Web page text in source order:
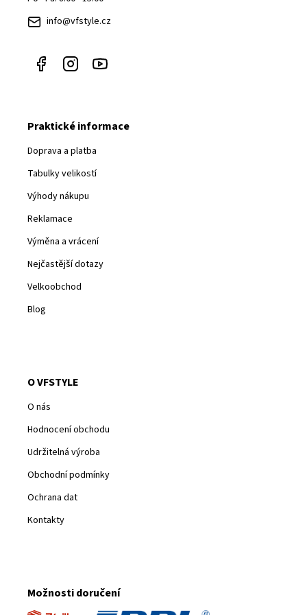
info@vfstyle.cz
Praktické informace
Doprava a platba
Tabulky velikostí
Výhody nákupu
Reklamace
Výměna a vrácení
Nejčastější dotazy
Velkoobchod
Blog
O VFSTYLE
O nás
Hodnocení obchodu
Udržitelná výroba
Obchodní podmínky
Ochrana dat
Kontakty
Možnosti doručení